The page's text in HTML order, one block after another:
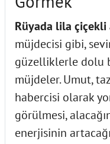
Rüyada lila çiçekli
müjdecisi gibi,
güzelliklerle dolu
müjdeler. Umut,
habercisi olarak
görülmesi,
enerjisinin